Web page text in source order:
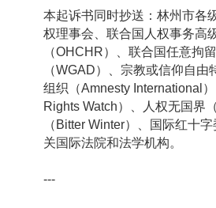
本起诉书同时抄送：林州市各
权理事会、联合国人权事务高
（OHCHR）、联合国任意拘
（WGAD）、宗教或信仰自
组织（Amnesty International
Rights Watch）、人权无国界
（Bitter Winter）、国际红十
关国际法院和法学机构。
---